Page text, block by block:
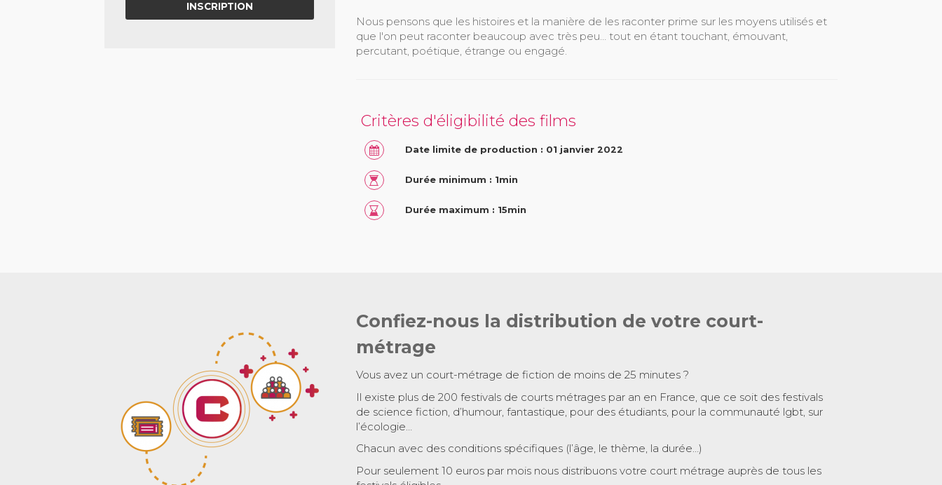
INSCRIPTION
Nous pensons que les histoires et la manière de les raconter prime sur les moyens utilisés et
que l'on peut raconter beaucoup avec très peu… tout en étant touchant, émouvant,
percutant, poétique, étrange ou engagé.
Critères d'éligibilité des films
Date limite de production : 01 janvier 2022
Durée minimum : 1min
Durée maximum : 15min
Confiez-nous la distribution de votre court-
métrage
Vous avez un court-métrage de fiction de moins de 25 minutes ?
Il existe plus de 200 festivals de courts métrages par an en France, que ce soit des festivals
de science fiction, d’humour, fantastique, pour des étudiants, pour la communauté lgbt, sur
l’écologie…
Chacun avec des conditions spécifiques (l’âge, le thème, la durée…)
Pour seulement 10 euros par mois nous distribuons votre court métrage auprès de tous les